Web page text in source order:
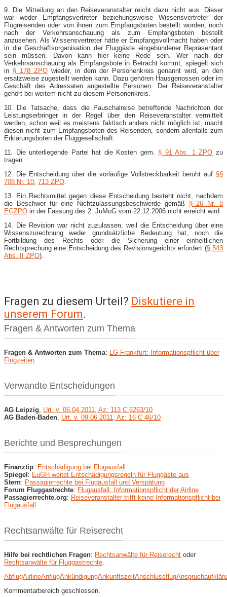
9. Die Mitteilung an den Reiseveranstalter reicht dazu nicht aus. Dieser
war weder Empfangsvertreter beziehungsweise Wissensvertreter der
Flugreisenden oder von ihnen zum Empfangsboten bestellt worden, noch
nach der Verkehrsanschauung als zum Empfangsboten bestellt
anzusehen. Als Wissensvertreter hätte er Empfangsvollmacht haben oder
in die Geschäftsorganisation der Fluggäste eingebundener Repräsentant
sein müssen. Davon kann hier keine Rede sein. Wer nach der
Verkehrsanschauung als Empfangsbote in Betracht kommt, spiegelt sich
in § 178 ZPOwieder, in dem der Personenkreis genannt wird, an den
ersatzweise zugestellt werden kann. Dazu gehören Hausgenossen oder im
Geschäft des Adressaten angestellte Personen. Der Reiseveranstalter
gehört bei weitem nicht zu diesem Personenkreis.
10. Die Tatsache, dass die Pauschalreise betreffende Nachrichten der
Leistungserbringer in der Regel über den Reiseveranstalter vermittelt
werden, schon weil es meistens faktisch anders nicht möglich ist, macht
diesen nicht zum Empfangsboten des Reisenden, sondern allenfalls zum
Erklärungsboten der Fluggesellschaft.
11. Die unterliegende Partei hat die Kosten gem. § 91 Abs. 1 ZPO zu
tragen
12. Die Entscheidung über die vorläufige Vollstreckbarkeit beruht auf §§
708 Nr. 10 713 ZPO
13. Ein Rechtsmittel gegen diese Entscheidung besteht nicht, nachdem
die Beschwer für eine Nichtzulassungsbeschwerde gemäß § 26 Nr. 8
EGZPO in der Fassung des 2. JuMoG vom 22.12.2006 nicht erreicht wird.
14. Die Revision war nicht zuzulassen, weil die Entscheidung über eine
Wissenszurechnung weder grundsätzliche Bedeutung hat, noch die
Fortbildung des Rechts oder die Sicherung einer einheitlichen
Rechtsprechung eine Entscheidung des Revisionsgerichts erfordert (§ 543
Abs. II ZPO).
Fragen zu diesem Urteil? Diskutiere in
unserem Forum.
Fragen & Antworten zum Thema
Fragen & Antworten zum Thema: LG Frankfurt: Informationspflicht über
Flugzeiten
Verwandte Entscheidungen
AG Leipzig
Urt. v. 06.04.2011, Az: 113 C 6263/10
AG Baden-Baden Urt. v. 09.06.2011, Az: 16 C 46/10
Berichte und Besprechungen
Finanztip: Entschädigung bei Flugausfall
Spiegel: EuGH weitet Entschädigungsregeln für Fluggäste aus
Stern: Passagierrechte bei Flugausfall und Verspätung
Forum Fluggastrechte: Flugausfall: Informationspflicht der Airline
Passagierrechte.org: Reiseveranstalter trifft keine Informationspflicht bei
Flugausfall
Rechtsanwälte für Reiserecht
Hilfe bei rechtlichen Fragen: Rechtsanwälte für Reiserecht oder
Rechtsanwälte für Fluggastrechte
AbflugAirlineAnflugAnkündigungAnkunftszeitAnschlussflugAnspruch
Kommentarbereich geschlossen.